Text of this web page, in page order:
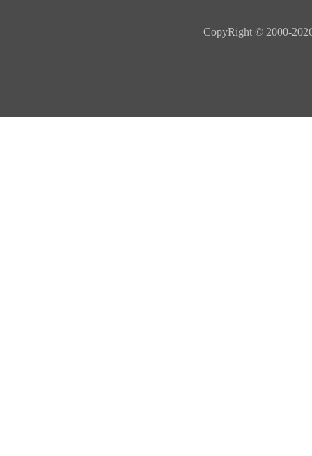
CopyRight © 2000-